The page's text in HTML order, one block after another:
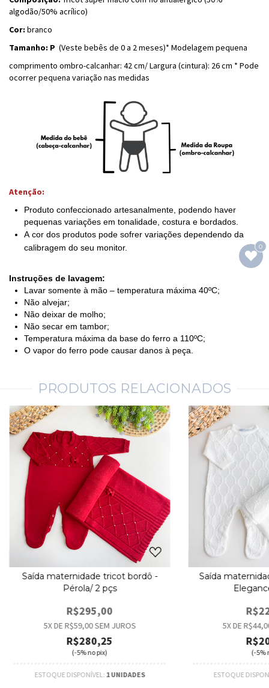
algodão/50% acrílico)
Cor: branco
Tamanho: P (Veste bebês de 0 a 2 meses)* Modelagem pequena
comprimento ombro-calcanhar: 42 cm/ Largura (cintura): 26 cm * Pode
ocorrer pequena variação nas medidas
Atenção:
Produto confeccionado artesanalmente, podendo haver
pequenas variações em tonalidade, costura e bordados.
A cor dos produtos pode sofrer variações dependendo da
calibragem do seu monitor.
Instruções de lavagem:
Lavar somente à mão – temperatura máxima 40ºC;
Não alvejar;
Não deixar de molho;
Não secar em tambor;
Temperatura máxima da base do ferro a 110ºC;
O vapor do ferro pode causar danos à peça.
PRODUTOS RELACIONADOS
Saída maternidade tricot bordô -
Pérola/ 2 pçs
R$295,00
5X DER$59,00SEM JUROS
R$280,25
(-5% no pix)
ESTOQUE DISPONÍVEL: 1 UNIDADES
Saída
5X DE
(-5%
ESTOQUE
0